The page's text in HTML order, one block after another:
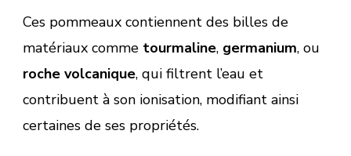
Ces pommeaux contiennent des billes de
matériaux comme tourmaline, germanium, ou
roche volcanique, qui filtrent l’eau et
contribuent à son ionisation, modifiant ainsi
certaines de ses propriétés.